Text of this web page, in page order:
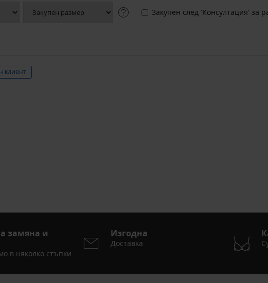
Закупен след 'Консултация' за
клиент
замяна и
в няколко стъпки
Изгодна
Доставка